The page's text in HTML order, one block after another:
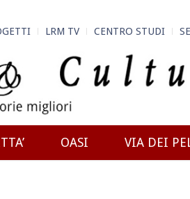
LRM TV CENTRO STUDI
OASI VIA DEI